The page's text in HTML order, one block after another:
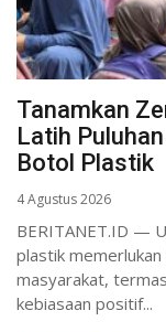
Tanamkan
Latih
Botol Plastik
4 Agustus 2026
BERITANET.ID —
plastik
masyarakat,
kebiasaan positif...